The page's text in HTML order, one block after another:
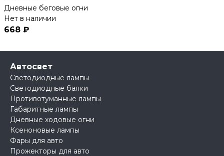
Дневные беговые огни
Нет в наличии
668 ₽
Автосвет
Светодиодные лампы
Светодиодные балки
Противотуманные лампы
Габаритные лампы
Дневные ходовые огни
Ксеноновые лампы
Фары для авто
Прожекторы для авто